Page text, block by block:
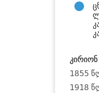
კი­რი­ონ
1855
1918